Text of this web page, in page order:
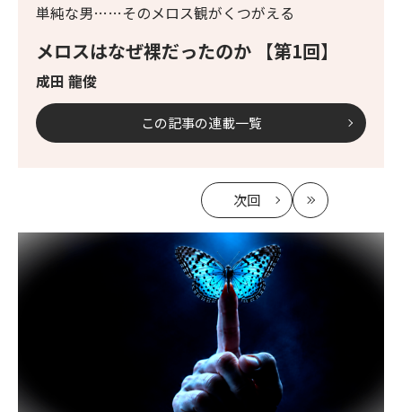
メロスはなぜ裸だったのか 【第1回】
成田 龍俊
単純な男……そのメロス観がくつがえる
この記事の連載一覧
次回
記
事
へ
最
新